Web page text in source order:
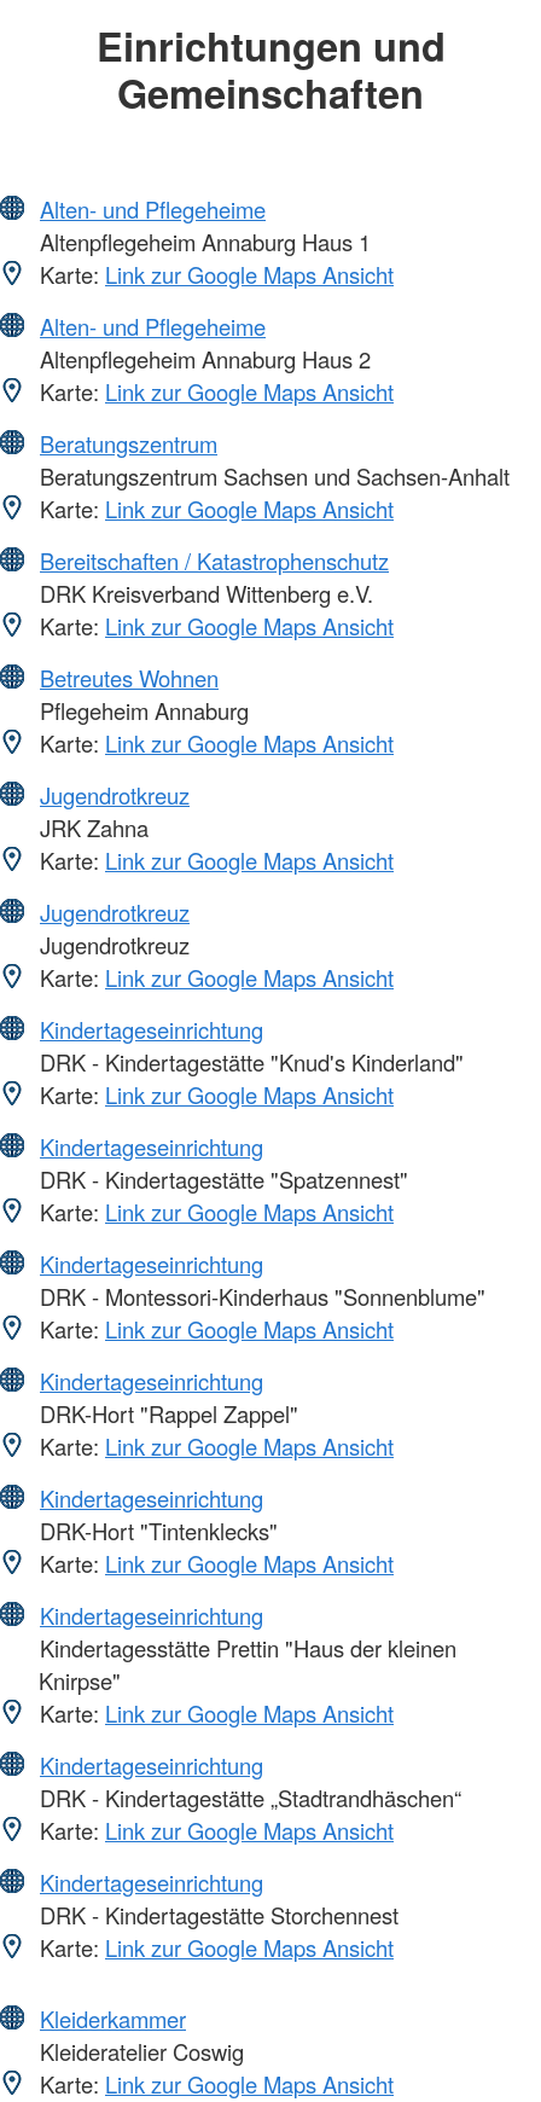
Einrichtungen und
Gemeinschaften
Alten- und Pflegeheime
Altenpflegeheim Annaburg Haus 1
Karte: Link zur Google Maps Ansicht
Alten- und Pflegeheime
Altenpflegeheim Annaburg Haus 2
Karte: Link zur Google Maps Ansicht
Beratungszentrum
Beratungszentrum Sachsen und Sachsen-Anhalt
Karte: Link zur Google Maps Ansicht
Bereitschaften / Katastrophenschutz
DRK Kreisverband Wittenberg e.V.
Karte: Link zur Google Maps Ansicht
Betreutes Wohnen
Pflegeheim Annaburg
Karte: Link zur Google Maps Ansicht
Jugendrotkreuz
JRK Zahna
Karte: Link zur Google Maps Ansicht
Jugendrotkreuz
Jugendrotkreuz
Karte: Link zur Google Maps Ansicht
Kindertageseinrichtung
DRK - Kindertagestätte "Knud's Kinderland"
Karte: Link zur Google Maps Ansicht
Kindertageseinrichtung
DRK - Kindertagestätte "Spatzennest"
Karte: Link zur Google Maps Ansicht
Kindertageseinrichtung
DRK - Montessori-Kinderhaus "Sonnenblume"
Karte: Link zur Google Maps Ansicht
Kindertageseinrichtung
DRK-Hort "Rappel Zappel"
Karte: Link zur Google Maps Ansicht
Kindertageseinrichtung
DRK-Hort "Tintenklecks"
Karte: Link zur Google Maps Ansicht
Kindertageseinrichtung
Kindertagesstätte Prettin "Haus der kleinen
Knirpse"
Karte: Link zur Google Maps Ansicht
Kindertageseinrichtung
DRK - Kindertagestätte „Stadtrandhäschen“
Karte: Link zur Google Maps Ansicht
Kindertageseinrichtung
DRK - Kindertagestätte Storchennest
Karte: Link zur Google Maps Ansicht
Kleiderkammer
Kleideratelier Coswig
Karte: Link zur Google Maps Ansicht